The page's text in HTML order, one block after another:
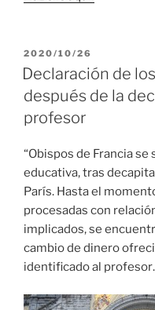
PUBLICADO
EL
2020/10/26
Declaración de
después de la
profesor
“Obispos de Francia
educativa, tras
París. Hasta el
procesadas con
implicados, se
cambio de dinero
identificado al